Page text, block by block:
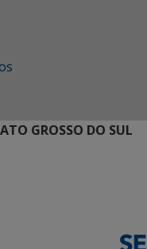
GROSSO DO SUL